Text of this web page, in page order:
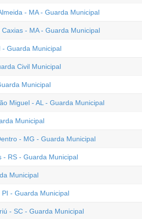
- MA - Guarda Municipal
- MA - Guarda Municipal
- Guarda Municipal
Civil Municipal
Municipal
Miguel - AL - Guarda Municipal
Municipal
- MG - Guarda Municipal
- RS - Guarda Municipal
Municipal
- Guarda Municipal
- SC - Guarda Municipal